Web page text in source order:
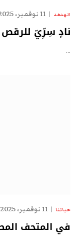
الهدهد 11 نوفمبر، 2025
نادٍ سِرِّيّ
…
حياتنا 11 نوفمبر، 2025
في المتحف